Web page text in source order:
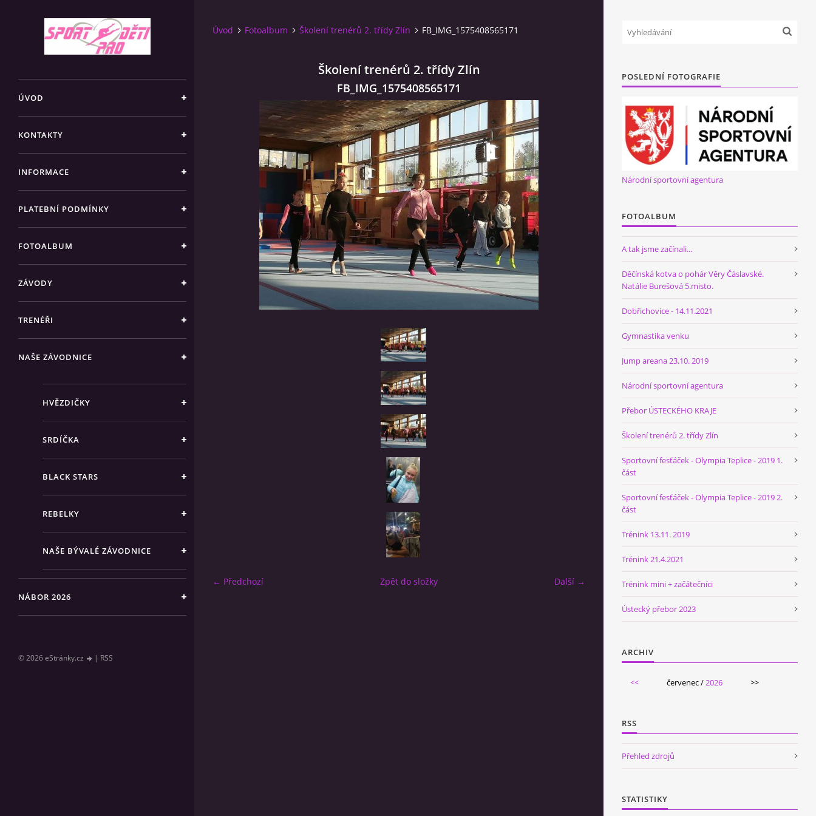
ÚVOD
KONTAKTY
INFORMACE
PLATEBNÍ PODMÍNKY
FOTOALBUM
ZÁVODY
TRENÉŘI
NAŠE ZÁVODNICE
HVĚZDIČKY
SRDÍČKA
BLACK STARS
REBELKY
NAŠE BÝVALÉ ZÁVODNICE
NÁBOR 2026
© 2026 eStránky.cz | RSS
Úvod Fotoalbum Školení trenérů 2. třídy Zlín FB_IMG_1575408565171
Školení trenérů 2. třídy Zlín
FB_IMG_1575408565171
← Předchozí Další →
Zpět do složky
POSLEDNÍ FOTOGRAFIE
Národní sportovní agentura
FOTOALBUM
A tak jsme začínali...
Děčínská kotva o pohár Věry Čáslavské.
Natálie Burešová 5.misto.
Dobřichovice - 14.11.2021
Gymnastika venku
Jump areana 23.10. 2019
Národní sportovní agentura
Přebor ÚSTECKÉHO KRAJE
Školení trenérů 2. třídy Zlín
Sportovní fesťáček - Olympia Teplice - 2019 1.
část
Sportovní fesťáček - Olympia Teplice - 2019 2.
část
Trénink 13.11. 2019
Trénink 21.4.2021
Trénink mini + začátečníci
Ústecký přebor 2023
ARCHIV
<< červenec /2026 >>
RSS
Přehled zdrojů
STATISTIKY